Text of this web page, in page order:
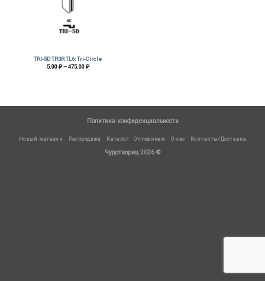
TRI-5D TR3R TL6: Tri-Circle
5.00₽ – 475.00₽Диапазон
Политика конфиденциальности
Новый магазин Распродажа Каталог Оптовикам О нас Контакты/Доставка
Чудотворец 2026 ©